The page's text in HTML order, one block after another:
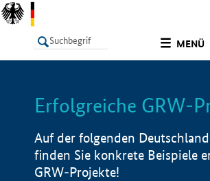
MENÜ
LISTE
Erfolgreiche GRW-
Auf der folgenden
finden Sie konkrete Beispiele
GRW-Projekte!